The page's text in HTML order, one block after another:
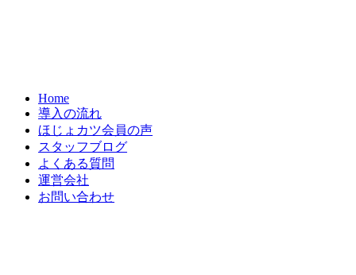
Home
導入の流れ
ほじょカツ会員の声
スタッフブログ
よくある質問
運営会社
お問い合わせ